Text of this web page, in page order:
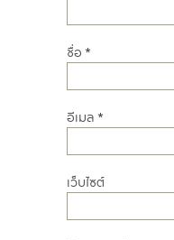
ชื่อ *
อีเมล *
เว็บไซต์